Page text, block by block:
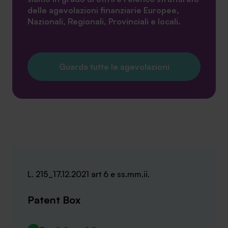
delle agevolazioni finanziarie Europee,
Nazionali, Regionali, Provinciali e locali.
Guarda tutte le agevolazioni
L. 215_17.12.2021 art 6 e ss.mm.ii.
Patent Box